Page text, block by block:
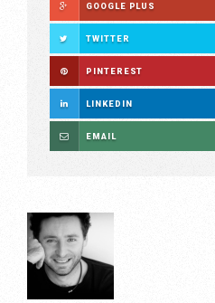
GOOGLE PLUS
TWITTER
PINTEREST
LINKEDIN
EMAIL